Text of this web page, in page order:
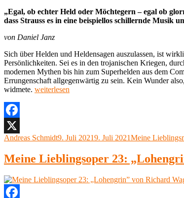
„Egal, ob echter Held oder Möchtegern – egal ob
dass Strauss es in eine beispiellos schillernde Musik
von Daniel Janz
Sich über Helden und Heldensagen auszulassen, ist
Persönlichkeiten. Sei es in den trojanischen Kriegen,
modernen Mythen bis hin zum Superhelden aus dem
Errungenschaft allgegenwärtig zu sein. Kein Wunder
widmete. „Meine
„Ein
Heldenleben“
weiterlesen
Facebook
X
Autor
Andreas SchmidtVeröffentlicht
9. Juli 20219. Juli 2021Kategorien
Meine
Meine Lieblingsoper 23: